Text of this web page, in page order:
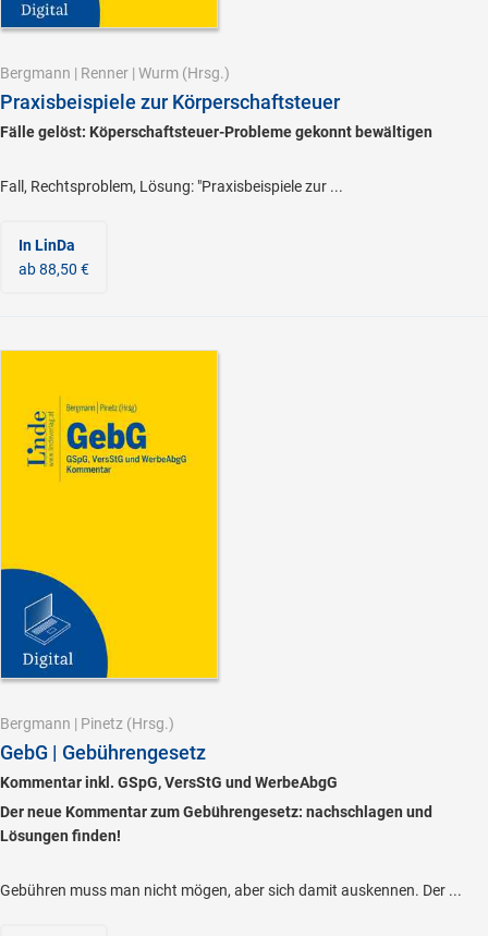
Bergmann | Renner | Wurm (Hrsg.)
Praxisbeispiele zur Körperschaftsteuer
Fälle gelöst: Köperschaftsteuer-Probleme gekonnt bewältigen
Fall, Rechtsproblem, Lösung: "Praxisbeispiele zur ...
In LinDa
ab 88,50 €
Bergmann | Pinetz (Hrsg.)
GebG | Gebührengesetz
Kommentar inkl. GSpG, VersStG und WerbeAbgG
Der neue Kommentar zum Gebührengesetz: nachschlagen und
Lösungen finden!
Gebühren muss man nicht mögen, aber sich damit auskennen. Der ...